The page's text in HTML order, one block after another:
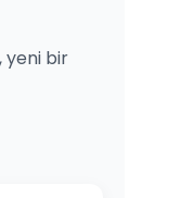
yeni bir